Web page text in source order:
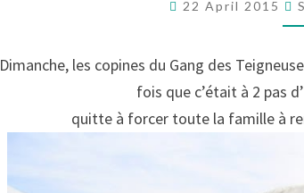
22 April 2015
Dimanche, les copines du Gang des
fois que c’était à 2 pas
quitte à forcer toute la famille à